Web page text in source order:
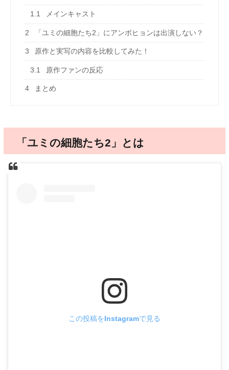
1.1 メインキャスト
2 「ユミの細胞たち2」にアンボヒョンは出演しない？
3 原作と実写の内容を比較してみた！
3.1 原作ファンの反応
4 まとめ
「ユミの細胞たち2」とは
この投稿をInstagramで見る